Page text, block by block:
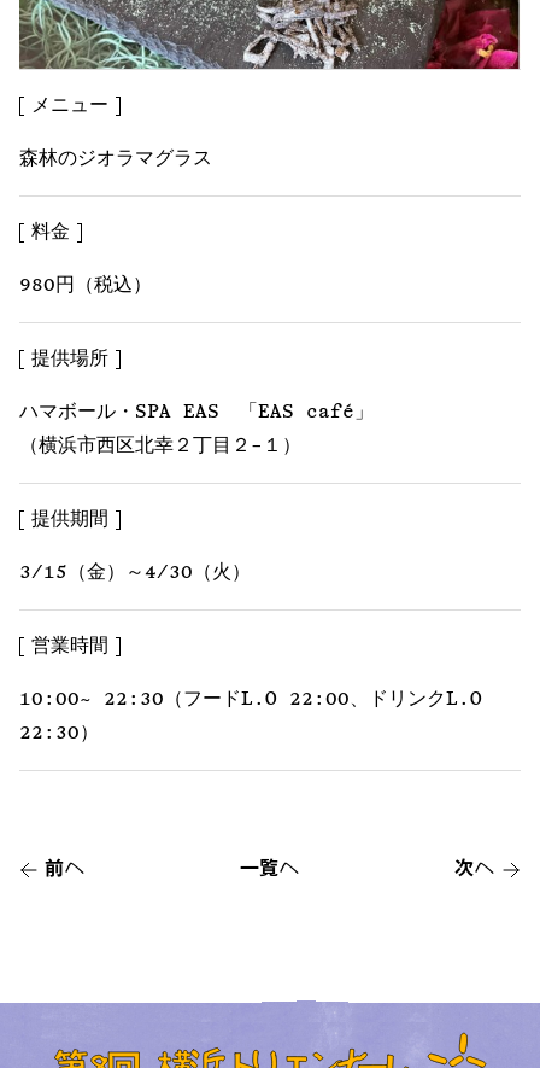
メニュー
森林のジオラマグラス
料金
980円（税込）
提供場所
ハマボール・SPA EAS 「EAS café」
（横浜市西区北幸２丁目２−１）
提供期間
3/15（金）～4/30（火）
営業時間
10:00~ 22:30（フードL.O 22:00、ドリンクL.O
22:30）
前へ 次へ
一覧へ